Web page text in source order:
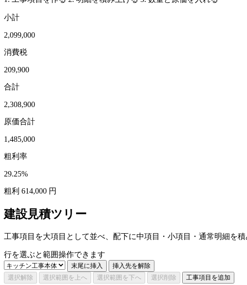
小計
2,099,000
消費税
209,900
合計
2,308,900
原価合計
1,485,000
粗利率
29.25%
粗利 614,000 円
建設見積ツリー
工事項目を大項目として並べ、配下に中項目・小項目・通常明細を
行を選ぶと範囲操作できます
末尾に挿入
挿入先を解除
選択解除
選択範囲を上へ 選択範囲を下へ 選択削除 工事項目を追加